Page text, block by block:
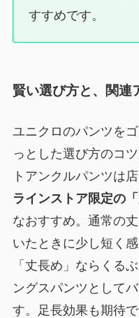
すすめです。
賢い選び方と、関連
ユニクロのパンツを
っとした選び方のコ
トアンクルパンツは
ラインストア限定の「
なおすすめ。通常の
いたときに少し短く
「丈長め」ならくる
ングスパンツとして
す。足長効果も期待で